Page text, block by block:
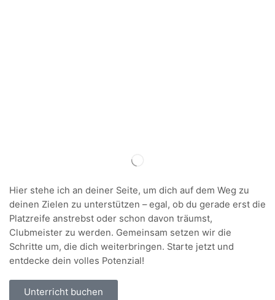
Hier stehe ich an deiner Seite, um dich auf dem Weg zu
deinen Zielen zu unterstützen – egal, ob du gerade erst die
Platzreife anstrebst oder schon davon träumst,
Clubmeister zu werden. Gemeinsam setzen wir die
Schritte um, die dich weiterbringen. Starte jetzt und
entdecke dein volles Potenzial!
Unterricht buchen